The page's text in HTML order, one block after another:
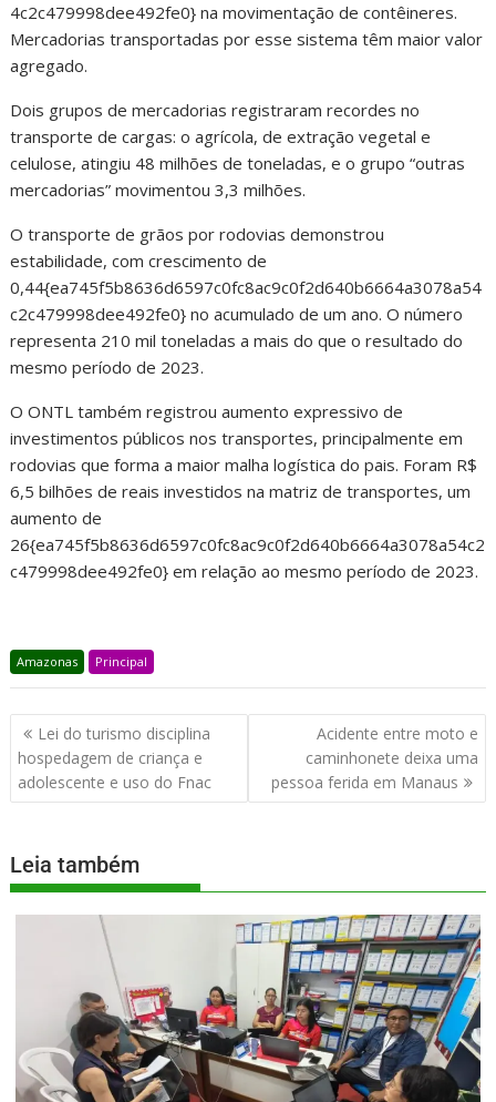
4c2c479998dee492fe0} na movimentação de contêineres.
Mercadorias transportadas por esse sistema têm maior valor
agregado.
Dois grupos de mercadorias registraram recordes no
transporte de cargas: o agrícola, de extração vegetal e
celulose, atingiu 48 milhões de toneladas, e o grupo “outras
mercadorias” movimentou 3,3 milhões.
O transporte de grãos por rodovias demonstrou
estabilidade, com crescimento de
0,44{ea745f5b8636d6597c0fc8ac9c0f2d640b6664a3078a54
c2c479998dee492fe0} no acumulado de um ano. O número
representa 210 mil toneladas a mais do que o resultado do
mesmo período de 2023.
O ONTL também registrou aumento expressivo de
investimentos públicos nos transportes, principalmente em
rodovias que forma a maior malha logística do pais. Foram R$
6,5 bilhões de reais investidos na matriz de transportes, um
aumento de
26{ea745f5b8636d6597c0fc8ac9c0f2d640b6664a3078a54c2
c479998dee492fe0} em relação ao mesmo período de 2023.
Amazonas Principal
Lei do turismo disciplina
hospedagem de criança e
adolescente e uso do Fnac
Acidente entre moto e
caminhonete deixa uma
pessoa ferida em Manaus
Leia também